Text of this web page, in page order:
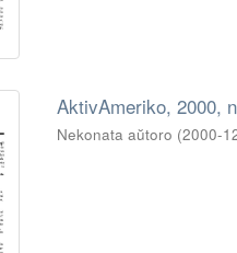
AktivAmeriko, 2000,
Nekonata aŭtoro (2000-